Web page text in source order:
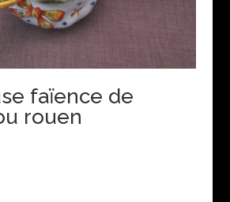
faïence de
rouen